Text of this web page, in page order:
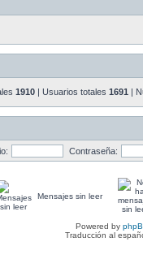
1910 | Usuarios totales 1691 |
Contraseña:
Mensajes sin leer
Powered by
Traducción al